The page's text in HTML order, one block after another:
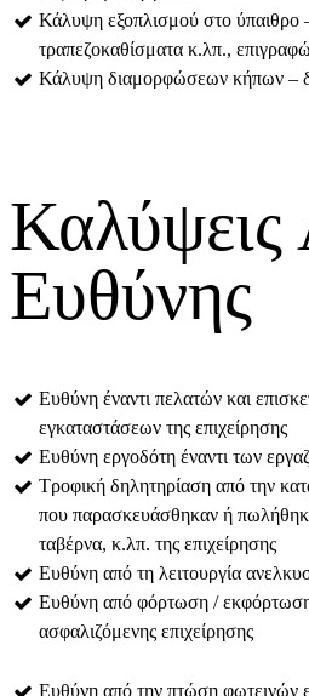
Κάλυψη εξοπλισμού στο ύπαιθρο
τραπεζοκαθίσματα κ.λπ.,
Κάλυψη διαμορφώσεων κήπων –
Καλύψεις
Ευθύνης
Ευθύνη έναντι πελατών και
εγκαταστάσεων της επιχείρησης
Ευθύνη εργοδότη έναντι των
Τροφική δηλητηρίαση από την
που παρασκευάσθηκαν ή
ταβέρνα, κ.λπ. της επιχείρησης
Ευθύνη από τη λειτουργία
Ευθύνη από φόρτωση /
ασφαλιζόμενης επιχείρησης
Ευθύνη από την πτώση φωτεινών